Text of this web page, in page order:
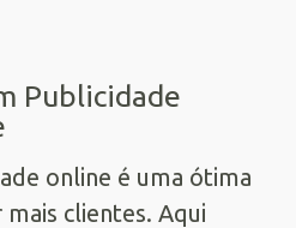
Publicidade
online é uma ótima
mais clientes. Aqui